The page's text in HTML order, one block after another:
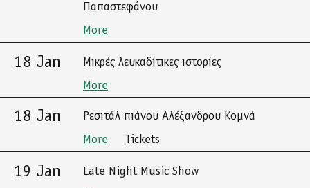
Παπαστεφάνου
More
18 Jan
Μικρές λευκαδίτικες ιστορίες
More
18 Jan
Ρεσιτάλ πιάνου Αλέξανδρου Κομνά
More
Tickets
19 Jan
Late Night Music Show